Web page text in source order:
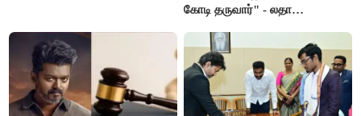
கோடி தருவார்" - லதா